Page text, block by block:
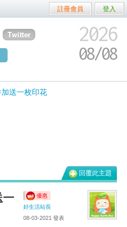
註冊會員 登入
2026
08/08
送一枚印花
回覆此主題
一
優惠
好生活站長
08-03-2021 發表